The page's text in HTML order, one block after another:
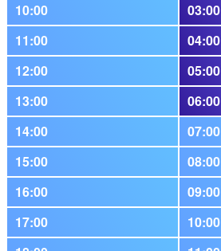
10:00
03:00
11:00
04:00
12:00
05:00
13:00
06:00
14:00
07:00
15:00
08:00
16:00
09:00
17:00
10:00